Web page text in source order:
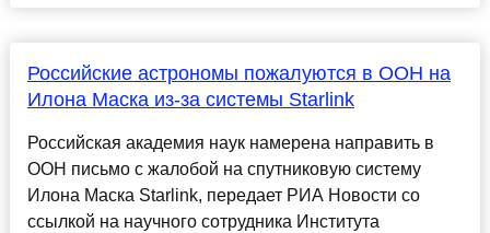
Российские астрономы пожалуются в ООН на
Илона Маска из-за системы Starlink
Российская академия наук намерена направить в
ООН письмо с жалобой на спутниковую систему
Илона Маска Starlink, передает РИА Новости со
ссылкой на научного сотрудника Института